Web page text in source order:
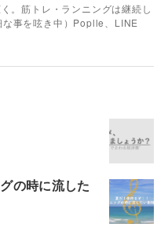
。筋トレ・ランニングは継続し
事を呟き中）Poplle、LINE
の時に流した